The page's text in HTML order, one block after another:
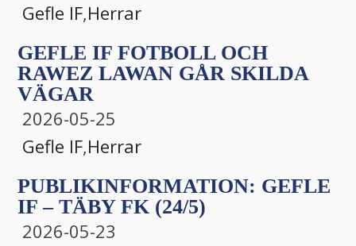
Gefle IF,Herrar
GEFLE IF FOTBOLL OCH
RAWEZ LAWAN GÅR SKILDA
VÄGAR
2026-05-25
Gefle IF,Herrar
PUBLIKINFORMATION: GEFLE
IF – TÄBY FK (24/5)
2026-05-23